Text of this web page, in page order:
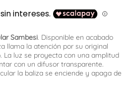
Sambesi. Disponible en acabado
llama la atención por su original
La luz se proyecta con una amplitud
con un difusor transparente.
la baliza se enciende y apaga de